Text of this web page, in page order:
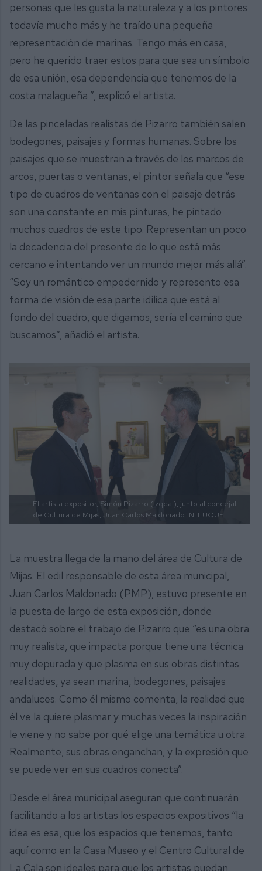
personas que les gusta la naturaleza y a los pintores
todavía mucho más y he traído una pequeña
representación de marinas. Tengo más en casa,
pero he querido traer estos para que sea un símbolo
de esa unión, esa dependencia que tenemos de la
costa malagueña ”, explicó el artista.
De las pinceladas realistas de Pizarro también salen
bodegones, paisajes y formas humanas. Sobre los
paisajes que se muestran a través de los marcos de
arcos, puertas o ventanas, el pintor señala que “ese
tipo de cuadros de ventanas con el paisaje detrás
son una constante en mis pinturas, he pintado
muchos cuadros de este tipo. Representan un poco
la decadencia del presente de lo que está más
cercano e intentando ver un mundo mejor más allá”.
“Soy un romántico empedernido y represento esa
forma de visión de esa parte idílica que está al
fondo del cuadro, que digamos, sería el camino que
buscamos”, añadió el artista.
El artista expositor, Simón Pizarro (izqda.), junto al concejal
de Cultura de Mijas, Juan Carlos Maldonado. N. LUQUE
La muestra llega de la mano del área de Cultura de
Mijas. El edil responsable de esta área municipal,
Juan Carlos Maldonado (PMP), estuvo presente en
la puesta de largo de esta exposición, donde
destacó sobre el trabajo de Pizarro que “es una obra
muy realista, que impacta porque tiene una técnica
muy depurada y que plasma en sus obras distintas
realidades, ya sean marina, bodegones, paisajes
andaluces. Como él mismo comenta, la realidad que
él ve la quiere plasmar y muchas veces la inspiración
le viene y no sabe por qué elige una temática u otra.
Realmente, sus obras enganchan, y la expresión que
se puede ver en sus cuadros conecta”.
Desde el área municipal aseguran que continuarán
facilitando a los artistas los espacios expositivos “la
idea es esa, que los espacios que tenemos, tanto
aquí como en la Casa Museo y el Centro Cultural de
La Cala son ideales para que los artistas puedan